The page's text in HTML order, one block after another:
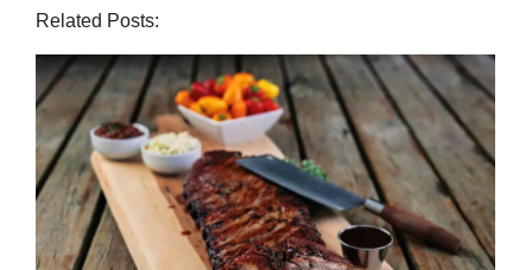
Related Posts: